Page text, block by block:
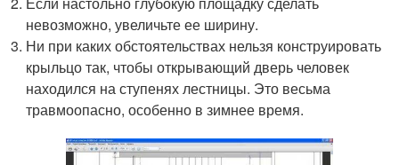
невозможно, увеличьте ее ширину.
Ни при каких обстоятельствах нельзя конструировать
крыльцо так, чтобы открывающий дверь человек
находился на ступенях лестницы. Это весьма
травмоопасно, особенно в зимнее время.